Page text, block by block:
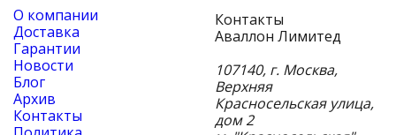
О компании
Доставка
Гарантии
Новости
Блог
Архив
Контакты
Контакты
Аваллон Лимитед
107140, г. Москва,
Верхняя
Красносельская улица,
дом 2